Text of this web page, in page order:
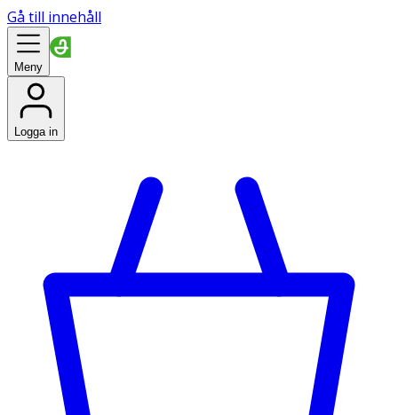
Gå till innehåll
Meny
Logga in